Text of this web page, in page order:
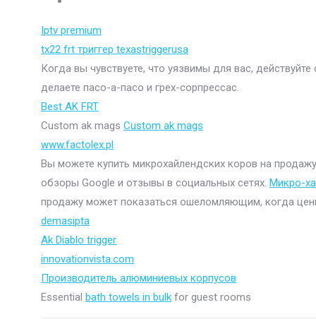
Iptv premium
tx22 frt триггер texastriggerusa
Когда вы чувствуете, что уязвимы для вас,
делаете пасо-а-пасо и грех-сорпрессас.
Best AK FRT
Custom ak mags Custom ak mags
www.factolex.pl
Вы можете купить микрохайлендских коров на
обзоры Google и отзывы в социальных сетях. Микро-
продажу может показаться ошеломляющим, когда
demasipta
Ak Diablo trigger
innovationvista.com
Производитель алюминиевых корпусов
Essential bath towels in bulk for guest rooms